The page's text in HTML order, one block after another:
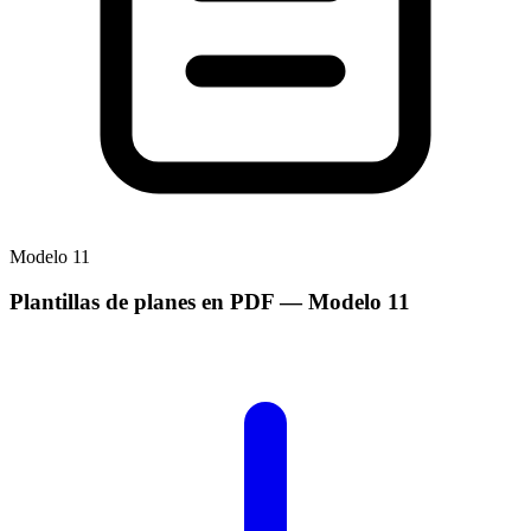
Modelo 11
Plantillas de planes en PDF— Modelo 11